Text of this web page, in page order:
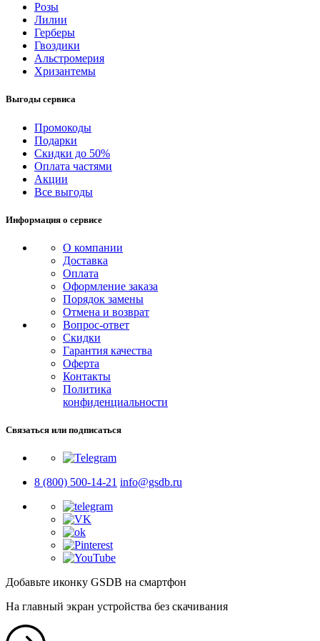
Розы
Лилии
Герберы
Гвоздики
Альстромерия
Хризантемы
Выгоды сервиса
Промокоды
Подарки
Скидки до 50%
Оплата частями
Акции
Все выгоды
Информация о сервисе
О компании
Доставка
Оплата
Оформление заказа
Порядок замены
Отмена и возврат
Вопрос-ответ
Скидки
Гарантия качества
Оферта
Контакты
Политика
конфиденциальности
Связаться или подписаться
8 (800) 500-14-21 info@gsdb.ru
Добавьте иконку GSDB на смартфон
На главный экран устройства без скачивания